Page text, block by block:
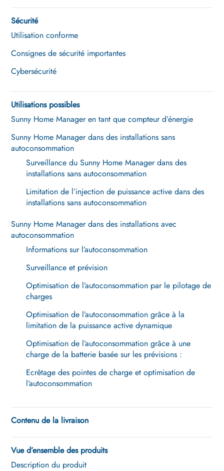
Sécurité
Utilisation conforme
Consignes de sécurité importantes
Cybersécurité
Utilisations possibles
Sunny Home Manager en tant que compteur d’énergie
Sunny Home Manager dans des installations sans
autoconsommation
Surveillance du Sunny Home Manager dans des
installations sans autoconsommation
Limitation de l’injection de puissance active dans des
installations sans autoconsommation
Sunny Home Manager dans des installations avec
autoconsommation
Informations sur l’autoconsommation
Surveillance et prévision
Optimisation de l’autoconsommation par le pilotage de
charges
Optimisation de l’autoconsommation grâce à la
limitation de la puissance active dynamique
Optimisation de l’autoconsommation grâce à une
charge de la batterie basée sur les prévisions :
Ecrêtage des pointes de charge et optimisation de
l’autoconsommation
Contenu de la livraison
Vue d’ensemble des produits
Description du produit
Mise hors service
Caractéristiques techniques
Accessoires
Déclaration de conformité UE